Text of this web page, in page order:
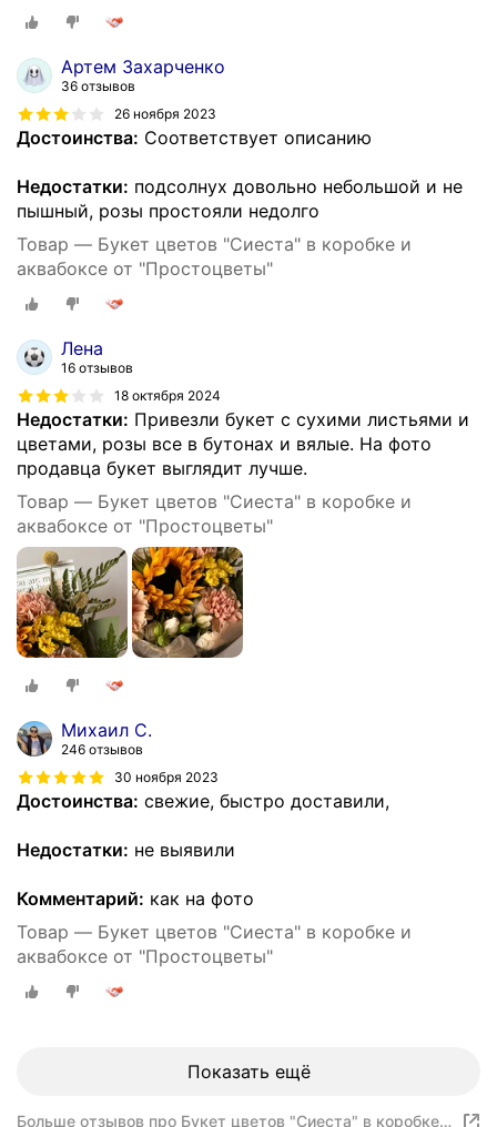
Артем Захарченко
36 отзывов
26 ноября 2023
Достоинства: Соответствует описанию
Недостатки: подсолнух довольно небольшой и не
пышный, розы простояли недолго
Товар — Букет цветов "Сиеста" в коробке и
аквабоксе от "Простоцветы"
Лена
16 отзывов
18 октября 2024
Недостатки: Привезли букет с сухими листьями и
цветами, розы все в бутонах и вялые. На фото
продавца букет выглядит лучше.
Товар — Букет цветов "Сиеста" в коробке и
аквабоксе от "Простоцветы"
Михаил С.
246 отзывов
30 ноября 2023
Достоинства: свежие, быстро доставили,
Недостатки: не выявили
Комментарий: как на фото
Товар — Букет цветов "Сиеста" в коробке и
аквабоксе от "Простоцветы"
Показать ещё
Больше отзывов про Букет цветов "Сиеста" в коробке и